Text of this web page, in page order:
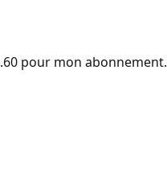
pour mon abonnement.